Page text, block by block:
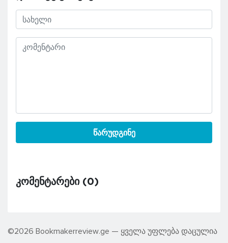
წარუდგინე
კომენტარები (0)
©2026 Bookmakerreview.ge — ყველა უფლება დაცულია